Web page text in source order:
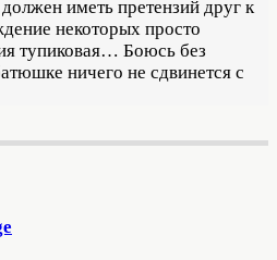
иметь претензий друг к
некоторых просто
тупиковая… Боюсь без
ничего не сдвинется с